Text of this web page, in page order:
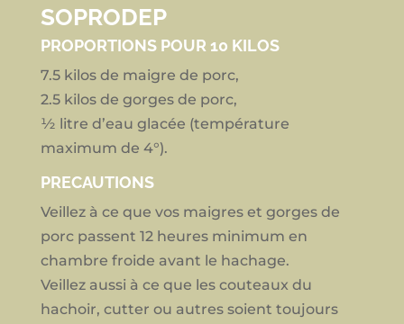
SOPRODEP
PROPORTIONS POUR 10 KILOS
7.5 kilos de maigre de porc,
2.5 kilos de gorges de porc,
½ litre d’eau glacée (température
maximum de 4°).
PRECAUTIONS
Veillez à ce que vos maigres et gorges de
porc passent 12 heures minimum en
chambre froide avant le hachage.
Veillez aussi à ce que les couteaux du
hachoir, cutter ou autres soient toujours